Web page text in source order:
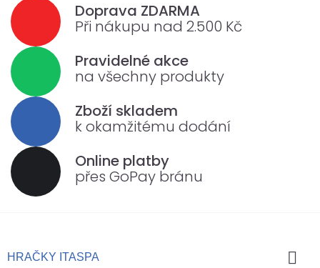
Doprava ZDARMA
Při nákupu nad 2.500 Kč
Pravidelné akce
na všechny produkty
Zboží skladem
k okamžitému dodání
Online platby
přes GoPay bránu
HRAČKY ITASPA 